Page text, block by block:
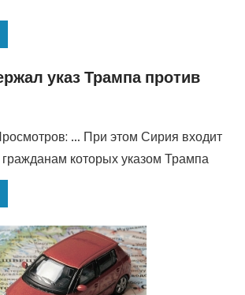
указ Трампа против
… При этом Сирия входит
гражданам которых указом Трампа